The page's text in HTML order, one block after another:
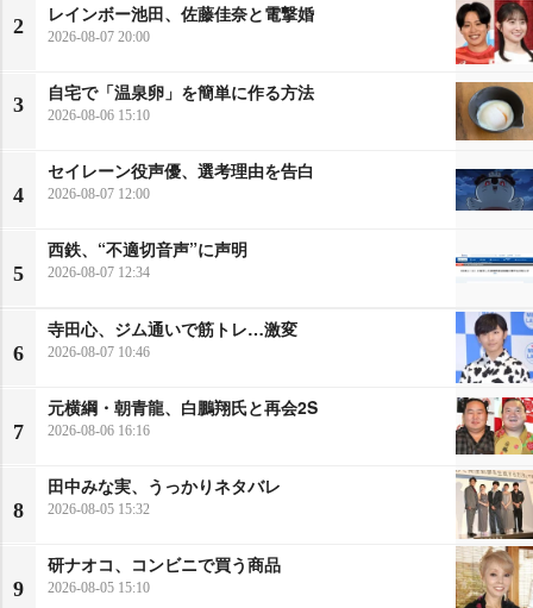
2
レインボー池田、佐藤佳奈と電撃婚
2026-08-07 20:00
3
自宅で「温泉卵」を簡単に作る方法
2026-08-06 15:10
4
セイレーン役声優、選考理由を告白
2026-08-07 12:00
5
西鉄、“不適切音声”に声明
2026-08-07 12:34
6
寺田心、ジム通いで筋トレ…激変
2026-08-07 10:46
7
元横綱・朝青龍、白鵬翔氏と再会2S
2026-08-06 16:16
8
田中みな実、うっかりネタバレ
2026-08-05 15:32
9
研ナオコ、コンビニで買う商品
2026-08-05 15:10